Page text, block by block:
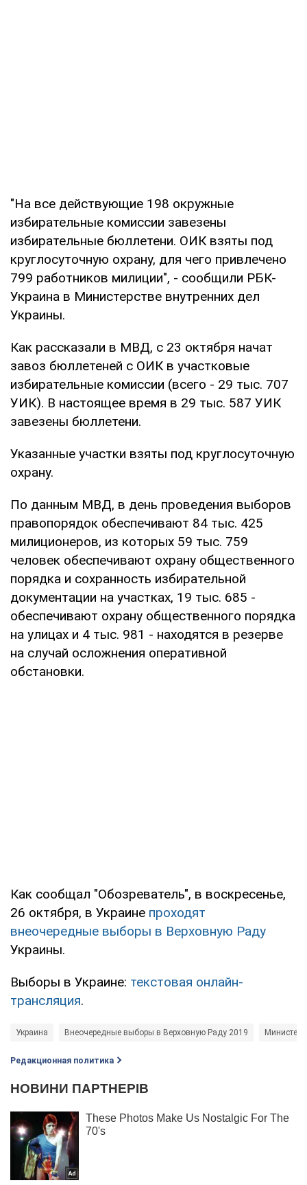
"На все действующие 198 окружные
избирательные комиссии завезены
избирательные бюллетени. ОИК взяты под
круглосуточную охрану, для чего привлечено
799 работников милиции", - сообщили РБК-
Украина в Министерстве внутренних дел
Украины.
Как рассказали в МВД, с 23 октября начат
завоз бюллетеней с ОИК в участковые
избирательные комиссии (всего - 29 тыс. 707
УИК). В настоящее время в 29 тыс. 587 УИК
завезены бюллетени.
Указанные участки взяты под круглосуточную
охрану.
По данным МВД, в день проведения выборов
правопорядок обеспечивают 84 тыс. 425
милиционеров, из которых 59 тыс. 759
человек обеспечивают охрану общественного
порядка и сохранность избирательной
документации на участках, 19 тыс. 685 -
обеспечивают охрану общественного порядка
на улицах и 4 тыс. 981 - находятся в резерве
на случай осложнения оперативной
обстановки.
Как сообщал "Обозреватель", в воскресенье,
26 октября, в Украине проходят
внеочередные выборы в Верховную Раду
Украины.
Выборы в Украине: текстовая онлайн-
трансляция.
Украина Внеочередные выборы в Верховную Раду 2019
Редакционная политика